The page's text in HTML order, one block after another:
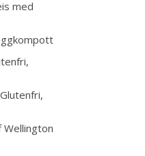
med
Glutenfri,
Wellington